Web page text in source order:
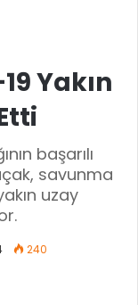
Yakın
başarılı
savunma
uzay
240